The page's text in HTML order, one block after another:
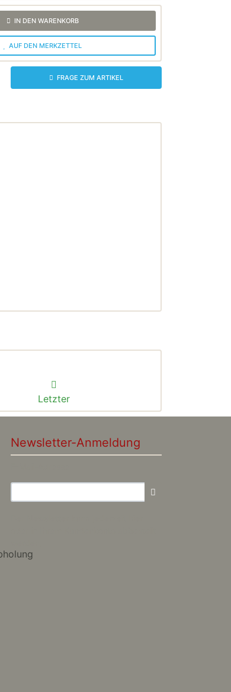
IN DEN WARENKORB
AUF DEN MERKZETTEL
FRAGE ZUM ARTIKEL
Letzter
Newsletter-Anmeldung